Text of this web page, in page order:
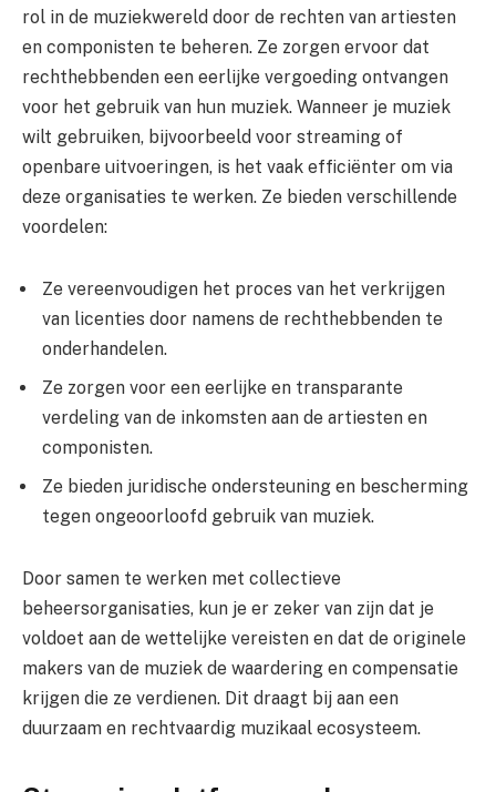
rol in de muziekwereld door de rechten van artiesten
en componisten te beheren. Ze zorgen ervoor dat
rechthebbenden een eerlijke vergoeding ontvangen
voor het gebruik van hun muziek. Wanneer je muziek
wilt gebruiken, bijvoorbeeld voor streaming of
openbare uitvoeringen, is het vaak efficiënter om via
deze organisaties te werken. Ze bieden verschillende
voordelen:
Ze vereenvoudigen het proces van het verkrijgen
van licenties door namens de rechthebbenden te
onderhandelen.
Ze zorgen voor een eerlijke en transparante
verdeling van de inkomsten aan de artiesten en
componisten.
Ze bieden juridische ondersteuning en bescherming
tegen ongeoorloofd gebruik van muziek.
Door samen te werken met collectieve
beheersorganisaties, kun je er zeker van zijn dat je
voldoet aan de wettelijke vereisten en dat de originele
makers van de muziek de waardering en compensatie
krijgen die ze verdienen. Dit draagt bij aan een
duurzaam en rechtvaardig muzikaal ecosysteem.